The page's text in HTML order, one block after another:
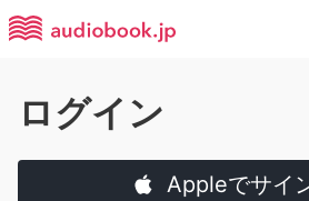
ログイン
Appleでサイ